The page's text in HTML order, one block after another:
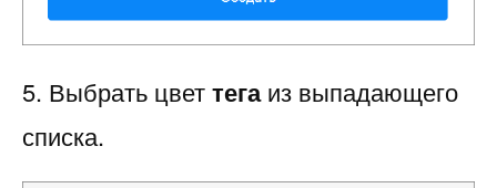
5. Выбрать цветтегаиз выпадающего
списка.